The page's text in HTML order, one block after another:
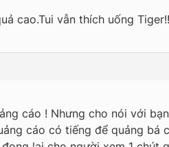
cao.Tui vẫn thích uống
cáo ! Nhưng cho nói với
cáo có tiếng để quảng bá